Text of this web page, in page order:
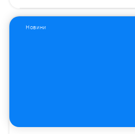
Новини